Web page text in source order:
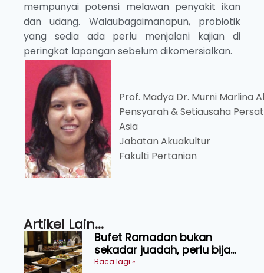
mempunyai potensi melawan penyakit ikan
dan udang. Walaubagaimanapun, probiotik
yang sedia ada perlu menjalani kajian di
peringkat lapangan sebelum dikomersialkan.
Prof. Madya Dr. Murni Marlina
Pensyarah & Setiausaha
Asia
Jabatan Akuakultur
Fakulti Pertanian
Artikel Lain...
Bufet Ramadan bukan
sekadar juadah, perlu bijak
memilih dan selamat
Baca lagi »